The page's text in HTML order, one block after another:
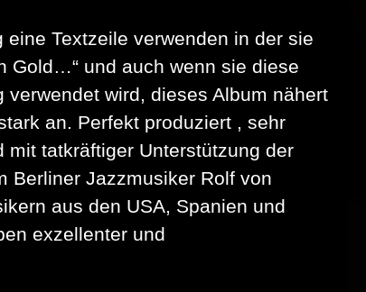
Textzeile verwenden in der sie
Gold…“ und auch wenn sie diese
wird, dieses Album nähert
an. Perfekt produziert , sehr
mit tatkräftiger Unterstützung der
Berliner Jazzmusiker Rolf von
aus den USA, Spanien und
exzellenter und